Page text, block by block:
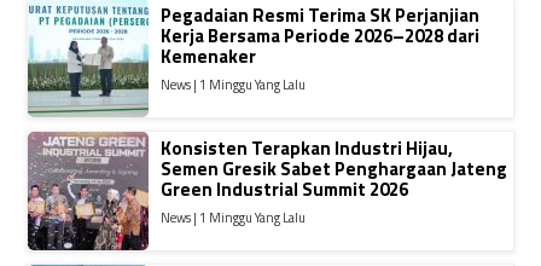
Pegadaian Resmi Terima SK Perjanjian
Kerja Bersama Periode 2026–2028 dari
Kemenaker
News | 1 Minggu Yang Lalu
Konsisten Terapkan Industri Hijau,
Semen Gresik Sabet Penghargaan Jateng
Green Industrial Summit 2026
News | 1 Minggu Yang Lalu